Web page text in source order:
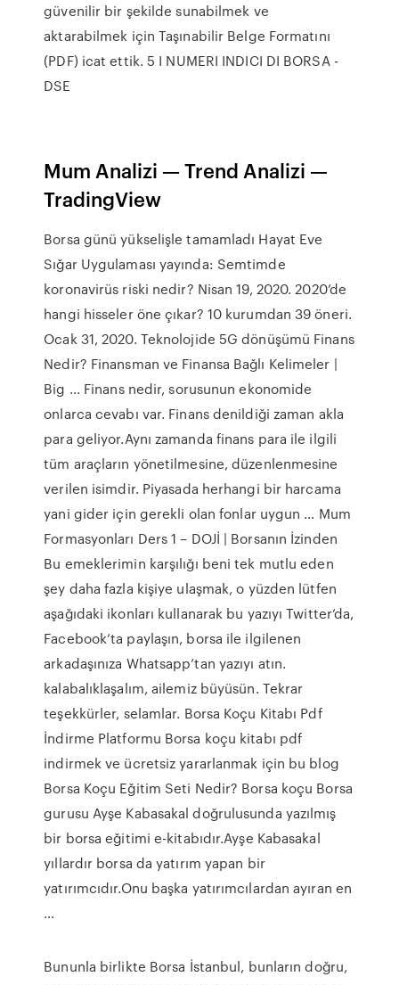
güvenilir bir şekilde sunabilmek ve
aktarabilmek için Taşınabilir Belge Formatını
(PDF) icat ettik. 5 I NUMERI INDICI DI BORSA -
DSE
Mum Analizi — Trend Analizi —
TradingView
Borsa günü yükselişle tamamladı Hayat Eve
Sığar Uygulaması yayında: Semtimde
koronavirüs riski nedir? Nisan 19, 2020. 2020’de
hangi hisseler öne çıkar? 10 kurumdan 39 öneri.
Ocak 31, 2020. Teknolojide 5G dönüşümü Finans
Nedir? Finansman ve Finansa Bağlı Kelimeler |
Big ... Finans nedir, sorusunun ekonomide
onlarca cevabı var. Finans denildiği zaman akla
para geliyor.Aynı zamanda finans para ile ilgili
tüm araçların yönetilmesine, düzenlenmesine
verilen isimdir. Piyasada herhangi bir harcama
yani gider için gerekli olan fonlar uygun … Mum
Formasyonları Ders 1 – DOJİ | Borsanın İzinden
Bu emeklerimin karşılığı beni tek mutlu eden
şey daha fazla kişiye ulaşmak, o yüzden lütfen
aşağıdaki ikonları kullanarak bu yazıyı Twitter’da,
Facebook’ta paylaşın, borsa ile ilgilenen
arkadaşınıza Whatsapp’tan yazıyı atın.
kalabalıklaşalım, ailemiz büyüsün. Tekrar
teşekkürler, selamlar. Borsa Koçu Kitabı Pdf
İndirme Platformu Borsa koçu kitabı pdf
indirmek ve ücretsiz yararlanmak için bu blog
Borsa Koçu Eğitim Seti Nedir? Borsa koçu Borsa
gurusu Ayşe Kabasakal doğrulusunda yazılmış
bir borsa eğitimi e-kitabıdır.Ayşe Kabasakal
yıllardır borsa da yatırım yapan bir
yatırımcıdır.Onu başka yatırımcılardan ayıran en
…
Bununla birlikte Borsa İstanbul, bunların doğru,